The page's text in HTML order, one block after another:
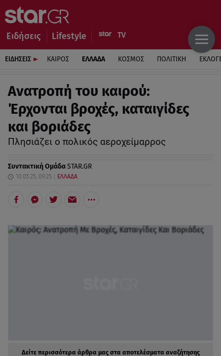
Ειδήσεις Lifestyle
ΕΙΔΗΣΕΙΣ ΚΑΙΡΟΣ ΕΛΛΑΔΑ ΚΟΣΜΟΣ ΠΟΛΙΤΙΚΗ
Ανατροπή του καιρού:
Έρχονται βροχές, καταιγίδες
και βοριάδες
Πλησιάζει ο πολικός αεροχείμαρρος
Συντακτική ΟμάδαSTAR.GR
10.05.25, 09:25 ΕΛΛΑΔΑ
Δείτε περισσότερα άρθρα μας στα αποτελέσματα αναζήτησης